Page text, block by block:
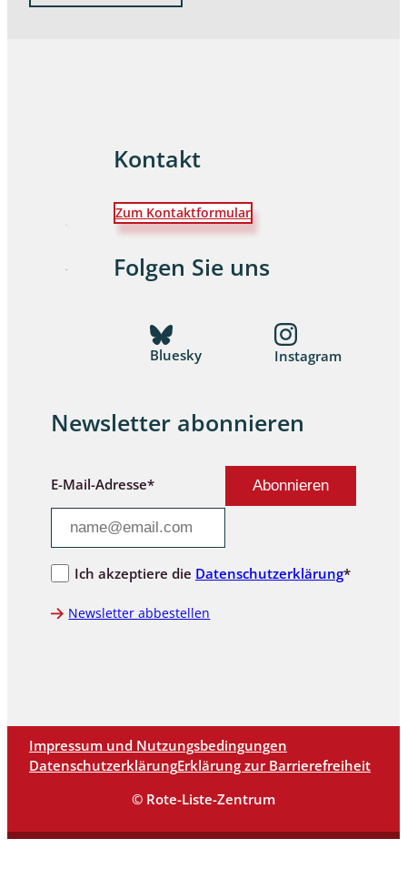
Kontakt
Zum Kontaktformular
Folgen Sie uns
Bluesky Instagram
Newsletter abonnieren
E-Mail-Adresse*
Ich akzeptiere die Datenschutzerklärung*
Newsletter abbestellen
Impressum und Nutzungsbedingungen
DatenschutzerklärungErklärung zur Barrierefreiheit
© Rote-Liste-Zentrum